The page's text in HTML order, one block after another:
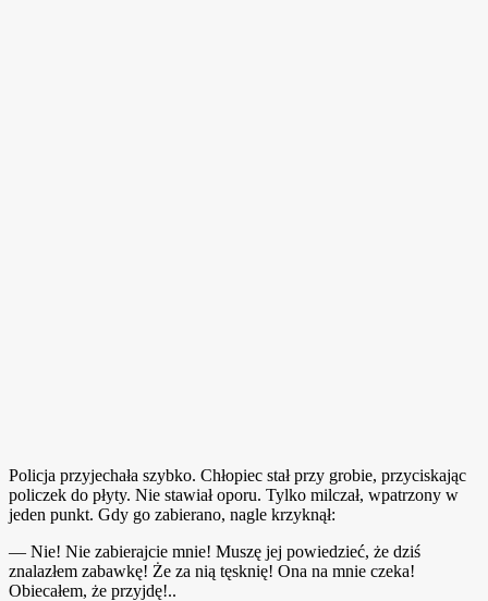
Policja przyjechała szybko. Chłopiec stał przy grobie, przyciskając
policzek do płyty. Nie stawiał oporu. Tylko milczał, wpatrzony w
jeden punkt. Gdy go zabierano, nagle krzyknął:
— Nie! Nie zabierajcie mnie! Muszę jej powiedzieć, że dziś
znalazłem zabawkę! Że za nią tęsknię! Ona na mnie czeka!
Obiecałem, że przyjdę!..